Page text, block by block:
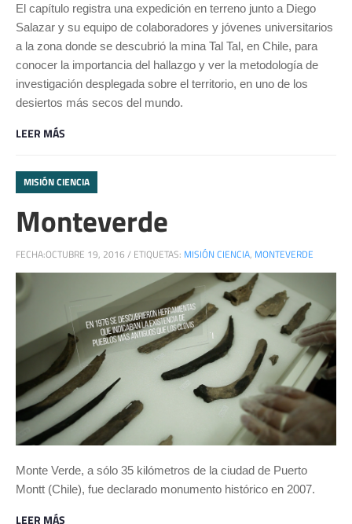
El capítulo registra una expedición en terreno junto a Diego
Salazar y su equipo de colaboradores y jóvenes universitarios
a la zona donde se descubrió la mina Tal Tal, en Chile, para
conocer la importancia del hallazgo y ver la metodología de
investigación desplegada sobre el territorio, en uno de los
desiertos más secos del mundo.
LEER MÁS
MISIÓN CIENCIA
Monteverde
FECHA:OCTUBRE 19, 2016 / ETIQUETAS: MISIÓN CIENCIA, MONTEVERDE
Monte Verde, a sólo 35 kilómetros de la ciudad de Puerto
Montt (Chile), fue declarado monumento histórico en 2007.
LEER MÁS